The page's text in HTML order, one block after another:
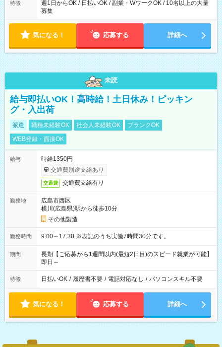
特徴
週1日からOK / 日払いOK / 副業・WワークOK / 10名以上の大量
募集
気になる！ 応募する 詳細へ
未読
給与即払いOK！高時給！土日休み！ピッキン
グ・入出荷
派遣 職種未経験OK 社会人未経験OK
ブランクOK
WEB登録・面接OK
給与
時給1350円
交通費別途支給あり
交通費 交通費支給有り
勤務地
広島市西区
横川(広島県)駅から徒歩10分
その他製造
勤務時間 9:00～17:30 ※表記のうち実働7時間30分です。
期間
長期【ご応募から1週間以内(最短2日目)のスピード就業が可能】
即日～
特徴 日払いOK / 履歴書不要 / 電話対応なし / パソコンスキル不要
気になる！ 応募する 詳細へ